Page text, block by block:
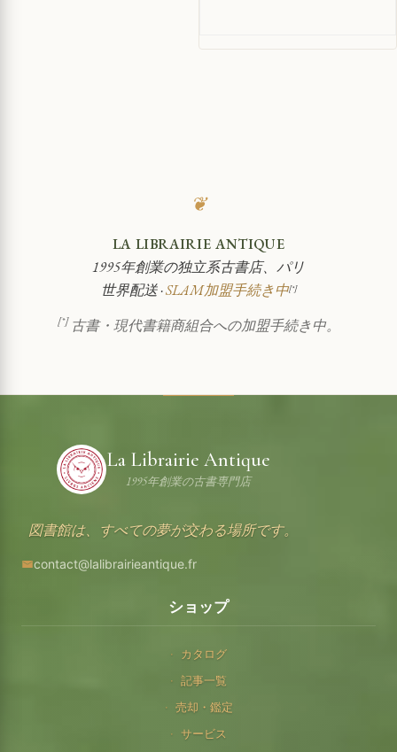
❦
LA LIBRAIRIE ANTIQUE
1995年創業の独立系古書店、パリ
世界配送 ·SLAM加盟手続き中[*]
[*]古書・現代書籍商組合への加盟手続き中。
La Librairie Antique
1995年創業の古書専門店
図書館は、すべての夢が交わる場所です。
contact@lalibrairieantique.fr
ショップ
カタログ
記事一覧
売却・鑑定
サービス